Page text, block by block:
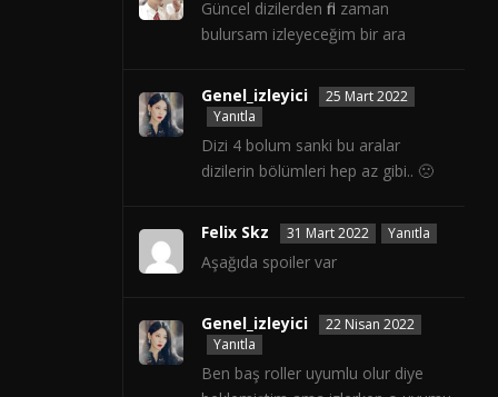
Güncel dizilerden fln zaman
bulursam izleyeceğim bir ara
Genel_izleyici
25 Mart 2022
Yanıtla
Dizi 4 bolum sanki bu aralar
dizilerin bölümleri hep az gibi.. 🙁
Felix Skz 31 Mart 2022 Yanıtla
Aşağıda spoiler var
Genel_izleyici
22 Nisan 2022
Yanıtla
Ben baş roller uyumlu olur diye